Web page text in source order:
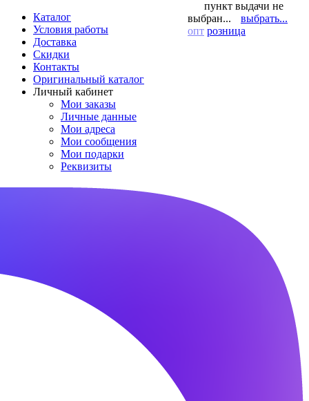
Каталог
Условия работы
Доставка
Скидки
Контакты
Оригинальный каталог
Личный кабинет
Мои заказы
Личные данные
Мои адреса
Мои сообщения
Мои подарки
Реквизиты
пункт выдачи не
выбран...
выбрать...
опт розница